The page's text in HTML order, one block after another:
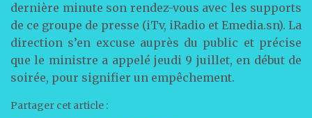
dernière minute son rendez-vous avec les supports
de ce groupe de presse (iTv, iRadio et Emedia.sn). La
direction s’en excuse auprès du public et précise
que le ministre a appelé jeudi 9 juillet, en début de
soirée, pour signifier un empêchement.
Partager cet article :